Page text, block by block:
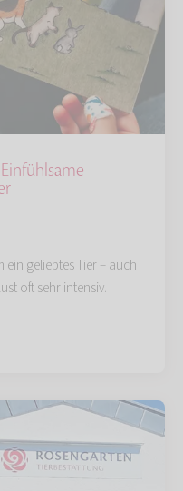
geliebtes Tier – auch
oft sehr intensiv.